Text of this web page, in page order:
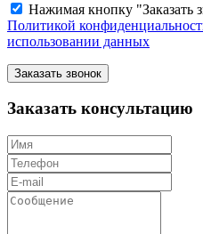
Нажимая кнопку "Заказать
Политикой
использовании данных
Заказать звонок
Заказать консультацию